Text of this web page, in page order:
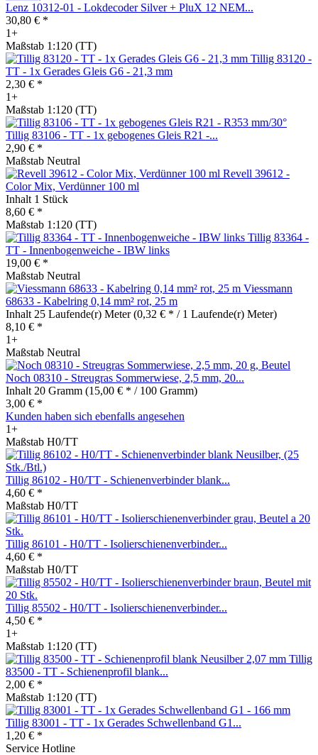
Lenz 10312-01 - Lokdecoder Silver + PluX 12 NEM...
30,80 € *
1+
Maßstab 1:120 (TT)
Tillig 83120 -
TT - 1x Gerades Gleis G6 - 21,3 mm
2,30 € *
1+
Maßstab 1:120 (TT)
Tillig 83106 - TT - 1x gebogenes Gleis R21 -...
2,90 € *
Maßstab Neutral
Revell 39612 -
Color Mix, Verdünner 100 ml
Inhalt 1 Stück
8,60 € *
Maßstab 1:120 (TT)
Tillig 83364 -
TT - Innenbogenweiche - IBW links
19,00 € *
Maßstab Neutral
Viessmann
68633 - Kabelring 0,14 mm² rot, 25 m
Inhalt 25 Laufende(r) Meter(0,32 € * / 1 Laufende(r) Meter)
8,10 € *
1+
Maßstab Neutral
Noch 08310 - Streugras Sommerwiese, 2,5 mm, 20...
Inhalt 20 Gramm (15,00 € * / 100 Gramm)
3,00 € *
Kunden haben sich ebenfalls angesehen
1+
Maßstab H0/TT
Tillig 86102 - H0/TT - Schienenverbinder blank...
4,60 € *
Maßstab H0/TT
Tillig 86101 - H0/TT - Isolierschienenverbinder...
4,60 € *
Maßstab H0/TT
Tillig 85502 - H0/TT - Isolierschienenverbinder...
4,50 € *
1+
Maßstab 1:120 (TT)
Tillig
83500 - TT - Schienenprofil blank...
2,00 € *
Maßstab 1:120 (TT)
Tillig 83001 - TT - 1x Gerades Schwellenband G1...
1,20 € *
Service Hotline